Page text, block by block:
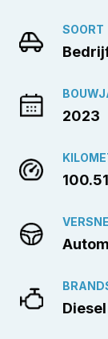
SOORT
2023
Diesel